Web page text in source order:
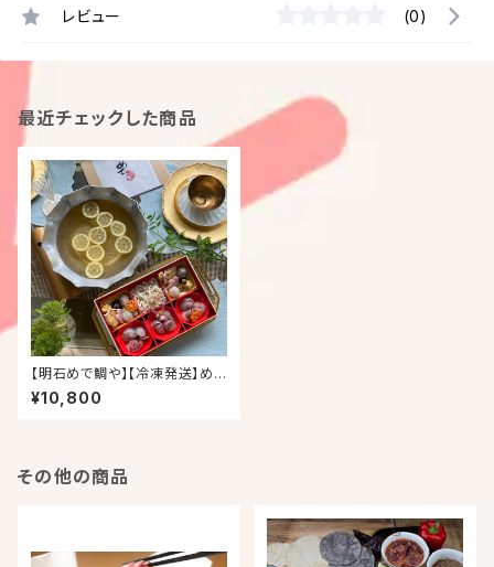
レビュー (0)
最近チェックした商品
【明石めで鯛や】【冷凍発送】めで
鯛幸せの鯛しゃぶセット レモン
鍋（２〜３人前）
¥10,800
その他の商品